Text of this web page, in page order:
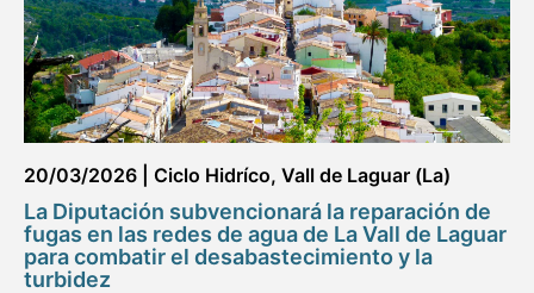
20/03/2026 Ciclo Hidríco, Vall de Laguar (La)
La Diputación subvencionará la reparación de
fugas en las redes de agua de La Vall de Laguar
para combatir el desabastecimiento y la
turbidez